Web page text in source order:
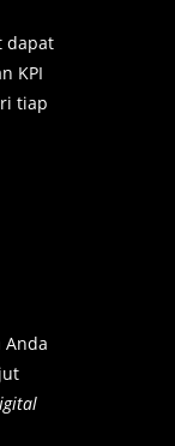
dapat
KPI
tiap
Anda